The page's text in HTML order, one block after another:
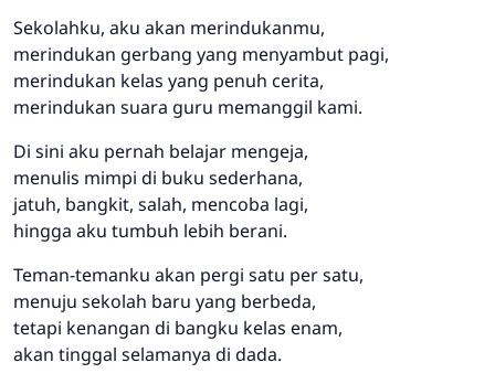
Sekolahku, aku akan merindukanmu,
merindukan gerbang yang menyambut pagi,
merindukan kelas yang penuh cerita,
merindukan suara guru memanggil kami.
Di sini aku pernah belajar mengeja,
menulis mimpi di buku sederhana,
jatuh, bangkit, salah, mencoba lagi,
hingga aku tumbuh lebih berani.
Teman-temanku akan pergi satu per satu,
menuju sekolah baru yang berbeda,
tetapi kenangan di bangku kelas enam,
akan tinggal selamanya di dada.